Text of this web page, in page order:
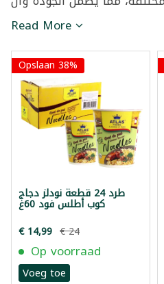
Read More
Opslaan 38%
طرد 24 قطعة نودلز دجاج
كوب أطلس فود 60غ
€ 14,99 € 24
Op voorraad
Voeg toe